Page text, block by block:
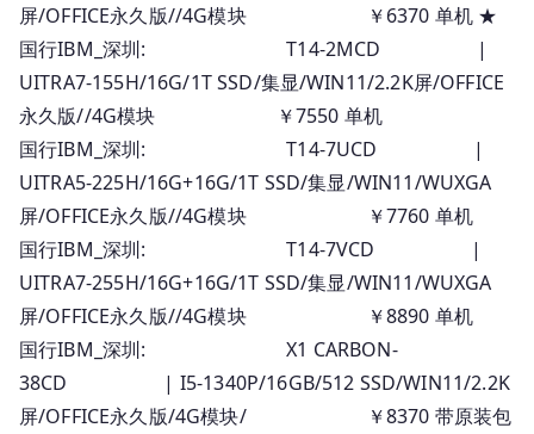
屏/OFFICE永久版//4G模块 ￥6370 单机 ★
国行IBM_深圳: T14-2MCD |
UITRA7-155H/16G/1T SSD/集显/WIN11/2.2K屏/OFFICE
永久版//4G模块 ￥7550 单机
国行IBM_深圳: T14-7UCD |
UITRA5-225H/16G+16G/1T SSD/集显/WIN11/WUXGA
屏/OFFICE永久版//4G模块 ￥7760 单机
国行IBM_深圳: T14-7VCD |
UITRA7-255H/16G+16G/1T SSD/集显/WIN11/WUXGA
屏/OFFICE永久版//4G模块 ￥8890 单机
国行IBM_深圳: X1 CARBON-
38CD | I5-1340P/16GB/512 SSD/WIN11/2.2K
屏/OFFICE永久版/4G模块/ ￥8370 带原装包